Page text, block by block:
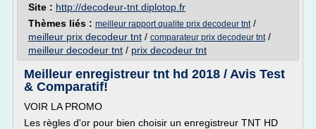
Site : http://decodeur-tnt.diplotop.fr
Thèmes liés : meilleur rapport qualite prix decodeur tnt/
meilleur prix decodeur tnt / comparateur prix decodeur tnt/
meilleur decodeur tnt / prix decodeur tnt
Meilleur enregistreur tnt hd 2018 / Avis Test
& Comparatif!
VOIR LA PROMO
Les règles d'or pour bien choisir un enregistreur TNT HD